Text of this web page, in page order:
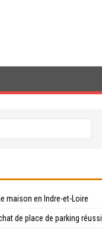
maison en Indre-et-Loire
de place de parking réussi